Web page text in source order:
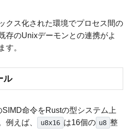
クス化された環境でプロセス間の
存のUnixデーモンとの連携がよ
す。
ル
命令をRustの型システム上
例えば、
u8x16 は16個の u8 整